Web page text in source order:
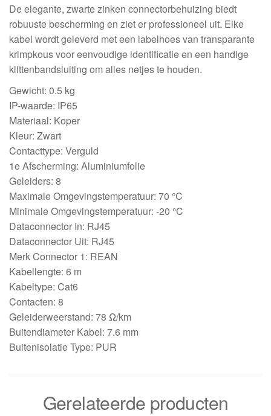
De elegante, zwarte zinken connectorbehuizing biedt
robuuste bescherming en ziet er professioneel uit. Elke
kabel wordt geleverd met een labelhoes van transparante
krimpkous voor eenvoudige identificatie en een handige
klittenbandsluiting om alles netjes te houden.
Gewicht: 0.5 kg
IP-waarde: IP65
Materiaal: Koper
Kleur: Zwart
Contacttype: Verguld
1e Afscherming: Aluminiumfolie
Geleiders: 8
Maximale Omgevingstemperatuur: 70 °C
Minimale Omgevingstemperatuur: -20 °C
Dataconnector In: RJ45
Dataconnector Uit: RJ45
Merk Connector 1: REAN
Kabellengte: 6 m
Kabeltype: Cat6
Contacten: 8
Geleiderweerstand: 78 Ω/km
Buitendiameter Kabel: 7.6 mm
Buitenisolatie Type: PUR
Gerelateerde producten